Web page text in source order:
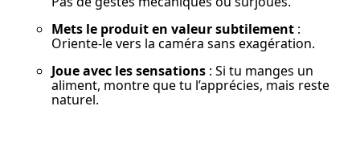
Mets le produit en valeur subtilement :
Oriente-le vers la caméra sans exagération.
Joue avec les sensations : Si tu manges un
aliment, montre que tu l’apprécies, mais reste
naturel.